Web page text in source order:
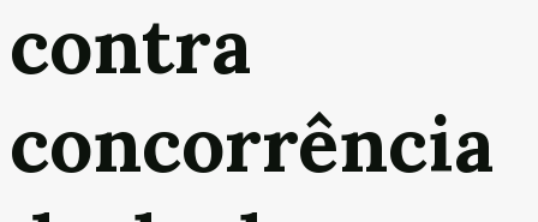
contra
concorrência